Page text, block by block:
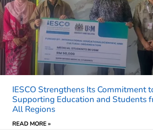
IESCO Strengthens Its Commitment
Supporting Education and Students
All Regions
READ MORE »